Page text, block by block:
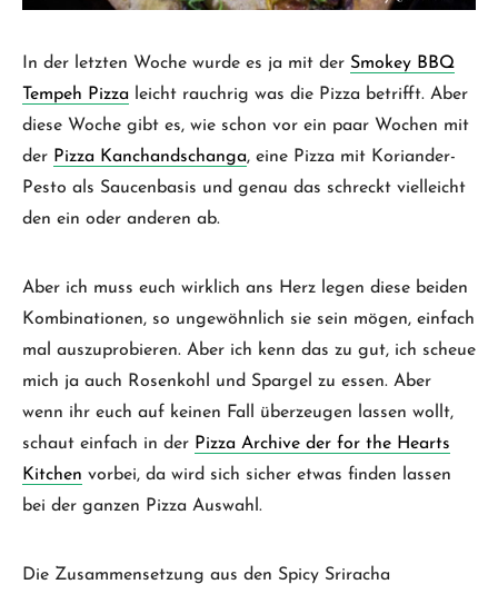
In der letzten Woche wurde es ja mit der Smokey BBQ
Tempeh Pizza leicht rauchrig was die Pizza betrifft. Aber
diese Woche gibt es, wie schon vor ein paar Wochen mit
der Pizza Kanchandschanga, eine Pizza mit Koriander-
Pesto als Saucenbasis und genau das schreckt vielleicht
den ein oder anderen ab.
Aber ich muss euch wirklich ans Herz legen diese beiden
Kombinationen, so ungewöhnlich sie sein mögen, einfach
mal auszuprobieren. Aber ich kenn das zu gut, ich scheue
mich ja auch Rosenkohl und Spargel zu essen. Aber
wenn ihr euch auf keinen Fall überzeugen lassen wollt,
schaut einfach in der Pizza Archive der for the Hearts
Kitchen vorbei, da wird sich sicher etwas finden lassen
bei der ganzen Pizza Auswahl.
Die Zusammensetzung aus den Spicy Sriracha